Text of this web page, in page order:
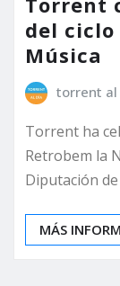
del
Música
torrent al
Torrent ha
Retrobem la
Diputación
MÁS